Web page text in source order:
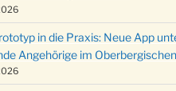
in die Praxis: Neue App
Angehörige im